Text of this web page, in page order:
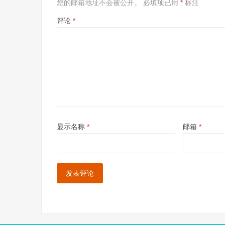
您的邮箱地址不会被公开。 必填项已用 * 标注
评论 *
显示名称 * 邮箱 *